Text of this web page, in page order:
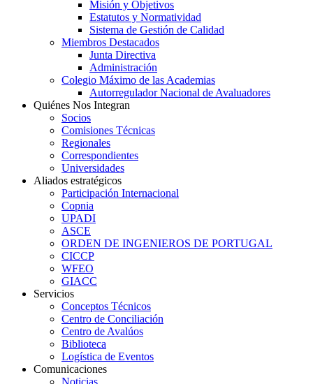
Misión y Objetivos
Estatutos y Normatividad
Sistema de Gestión de Calidad
Miembros Destacados
Junta Directiva
Administración
Colegio Máximo de las Academias
Autorregulador Nacional de Avaluadores
Quiénes Nos Integran
Socios
Comisiones Técnicas
Regionales
Correspondientes
Universidades
Aliados estratégicos
Participación Internacional
Copnia
UPADI
ASCE
ORDEN DE INGENIEROS DE PORTUGAL
CICCP
WFEO
GIACC
Servicios
Conceptos Técnicos
Centro de Conciliación
Centro de Avalúos
Biblioteca
Logística de Eventos
Comunicaciones
Noticias